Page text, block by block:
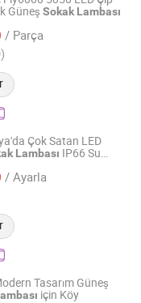
ve
Güneş Sokak Lambası
/ Parça
Çok Satan LED
Lambası IP66 Su
/ Ayarla
Tasarım Güneş
için Köy